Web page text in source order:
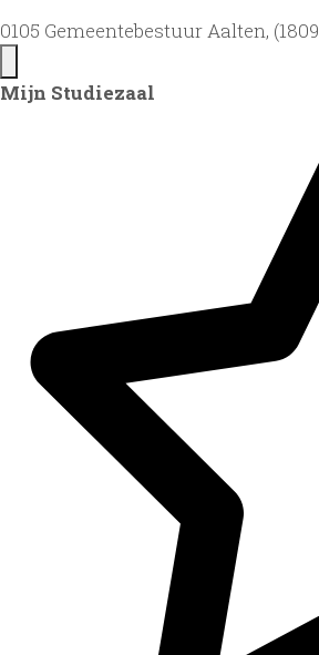
0105 Gemeentebestuur Aalten,
Mijn Studiezaal